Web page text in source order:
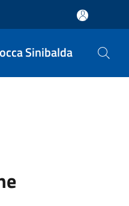
Sinibalda